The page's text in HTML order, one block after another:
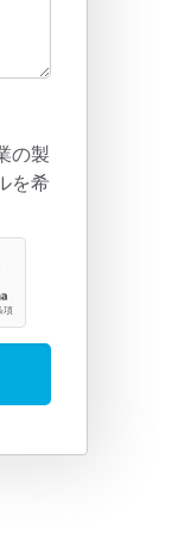
の製
を希